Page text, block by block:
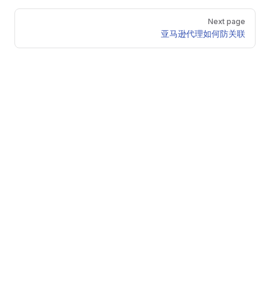
Pager
Next page
亚马逊代理如何防关联